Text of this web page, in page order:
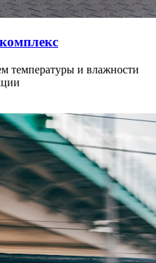
температуры и влажности